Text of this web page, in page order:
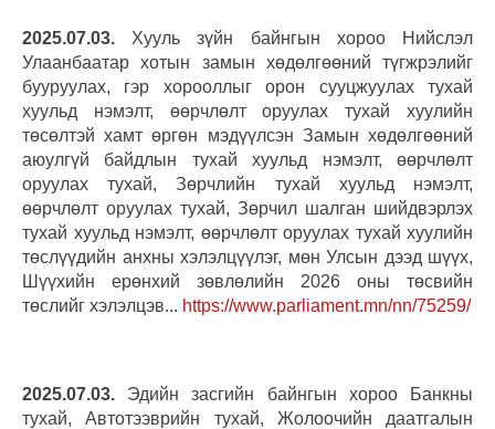
2025.07.03. Хууль зүйн байнгын хороо Нийслэл
Улаанбаатар хотын замын хөдөлгөөний түгжрэлийг
бууруулах, гэр хорооллыг орон сууцжуулах тухай
хуульд нэмэлт, өөрчлөлт оруулах тухай хуулийн
төсөлтэй хамт өргөн мэдүүлсэн Замын хөдөлгөөний
аюулгүй байдлын тухай хуульд нэмэлт, өөрчлөлт
оруулах тухай, Зөрчлийн тухай хуульд нэмэлт,
өөрчлөлт оруулах тухай, Зөрчил шалган шийдвэрлэх
тухай хуульд нэмэлт, өөрчлөлт оруулах тухай хуулийн
төслүүдийн анхны хэлэлцүүлэг, мөн Улсын дээд шүүх,
Шүүхийн ерөнхий зөвлөлийн 2026 оны төсвийн
төслийг хэлэлцэв... https://www.parliament.mn/nn/75259/
2025.07.03. Эдийн засгийн байнгын хороо Банкны
тухай, Автотээврийн тухай, Жолоочийн даатгалын